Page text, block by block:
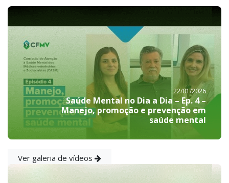
22/01/2026
Saúde Mental no Dia a Dia – Ep. 4 –
Manejo, promoção e prevenção em
saúde mental
Ver galeria de vídeos